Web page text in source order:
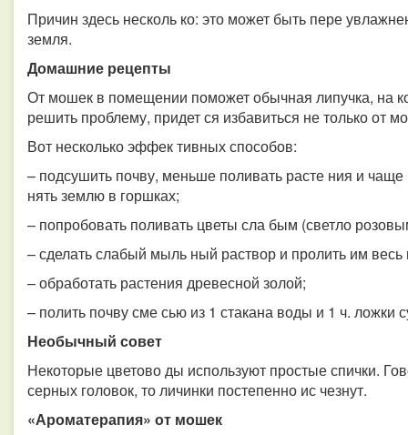
Причин здесь несколь ко: это может быть пере
земля.
Домашние рецепты
От мошек в помещении поможет обычная липучка, на
решить проблему, придет ся избавиться не только от
Вот несколько эффек тивных способов:
– подсушить почву, меньше поливать расте ния и
нять землю в горшках;
– попробовать поливать цветы сла бым (светло
– сделать слабый мыль ный раствор и пролить им весь
– обработать растения древесной золой;
– полить почву сме сью из 1 стакана воды и 1 ч. ложки
Необычный совет
Некоторые цветово ды используют простые спички.
серных головок, то личинки постепенно ис чезнут.
«Ароматерапия» от мошек